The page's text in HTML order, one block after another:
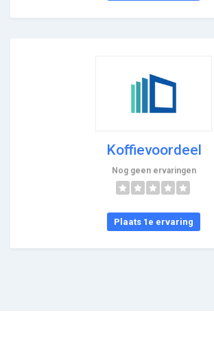
Koffievoordeel
Nog geen ervaringen
Plaats 1e ervaring